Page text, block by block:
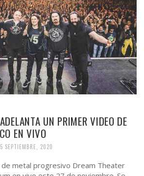
UN PRIMER VIDEO DE
EN VIVO
SEPTIEMBRE, 2020
de metal progresivo Dream Theater